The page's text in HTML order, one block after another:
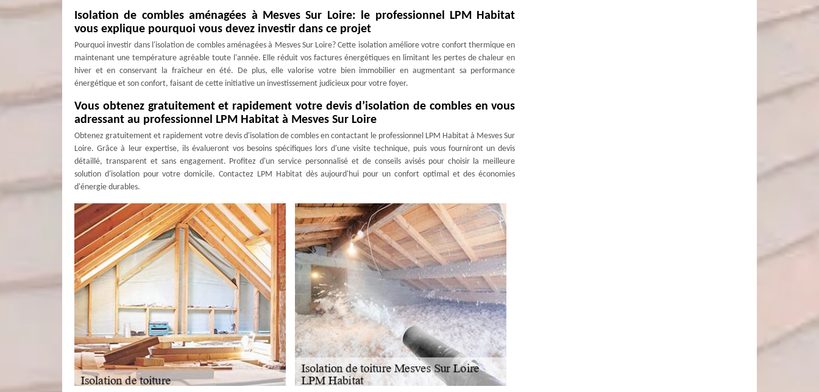
Isolation de combles aménagées à Mesves Sur Loire: le professionnel LPM Habitat
vous explique pourquoi vous devez investir dans ce projet
Pourquoi investir dans l'isolation de combles aménagées à Mesves Sur Loire? Cette isolation améliore votre confort thermique en
maintenant une température agréable toute l'année. Elle réduit vos factures énergétiques en limitant les pertes de chaleur en
hiver et en conservant la fraîcheur en été. De plus, elle valorise votre bien immobilier en augmentant sa performance
énergétique et son confort, faisant de cette initiative un investissement judicieux pour votre foyer.
Vous obtenez gratuitement et rapidement votre devis d’isolation de combles en vous
adressant au professionnel LPM Habitat à Mesves Sur Loire
Obtenez gratuitement et rapidement votre devis d'isolation de combles en contactant le professionnel LPM Habitat à Mesves Sur
Loire. Grâce à leur expertise, ils évalueront vos besoins spécifiques lors d'une visite technique, puis vous fourniront un devis
détaillé, transparent et sans engagement. Profitez d'un service personnalisé et de conseils avisés pour choisir la meilleure
solution d'isolation pour votre domicile. Contactez LPM Habitat dès aujourd'hui pour un confort optimal et des économies
d'énergie durables.